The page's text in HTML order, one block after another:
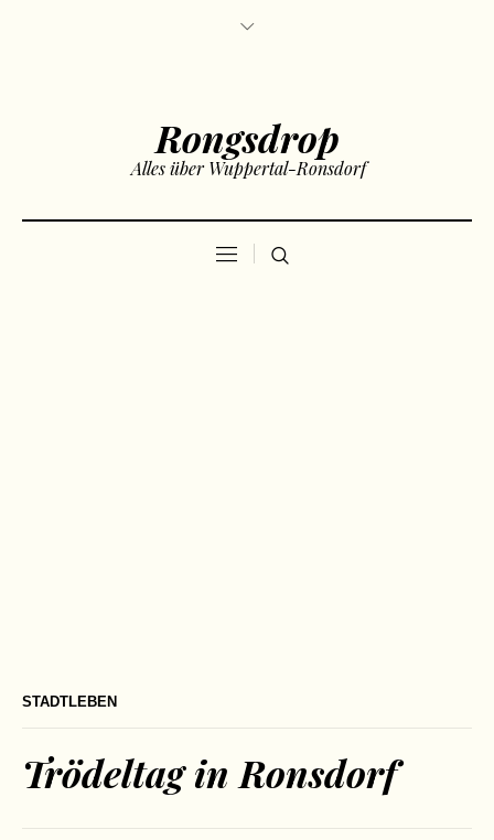
Rongsdrop
Alles über Wuppertal-Ronsdorf
STADTLEBEN
Trödeltag in Ronsdorf